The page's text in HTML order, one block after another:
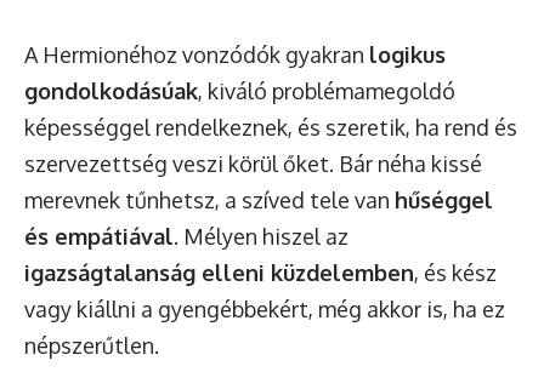
A Hermionéhoz vonzódók gyakran logikus
gondolkodásúak, kiváló problémamegoldó
képességgel rendelkeznek, és szeretik, ha rend és
szervezettség veszi körül őket. Bár néha kissé
merevnek tűnhetsz, a szíved tele van hűséggel
és empátiával. Mélyen hiszel az
igazságtalanság elleni küzdelemben, és kész
vagy kiállni a gyengébbekért, még akkor is, ha ez
népszerűtlen.